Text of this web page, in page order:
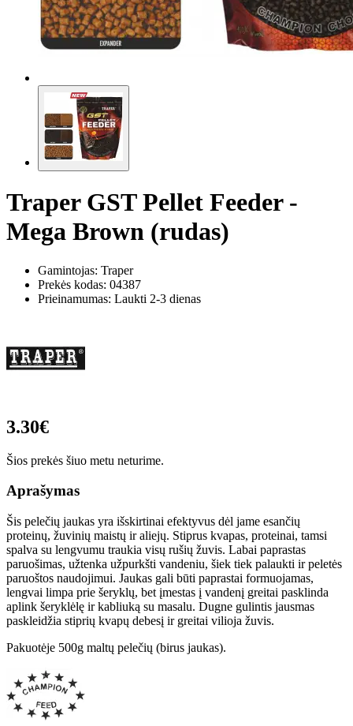
Traper GST Pellet Feeder -
Mega Brown (rudas)
Gamintojas: Traper
Prekės kodas: 04387
Prieinamumas: Laukti 2-3 dienas
3.30€
Šios prekės šiuo metu neturime.
Aprašymas
Šis pelečių jaukas yra išskirtinai efektyvus dėl jame esančių
proteinų, žuvinių maistų ir aliejų. Stiprus kvapas, proteinai, tamsi
spalva su lengvumu traukia visų rušių žuvis. Labai paprastas
paruošimas, užtenka užpurkšti vandeniu, šiek tiek palaukti ir peletės
paruoštos naudojimui. Jaukas gali būti paprastai formuojamas,
lengvai limpa prie šeryklų, bet įmestas į vandenį greitai pasklinda
aplink šeryklėlę ir kabliuką su masalu. Dugne gulintis jausmas
paskleidžia stiprių kvapų debesį ir greitai vilioja žuvis.
Pakuotėje 500g maltų pelečių (birus jaukas).